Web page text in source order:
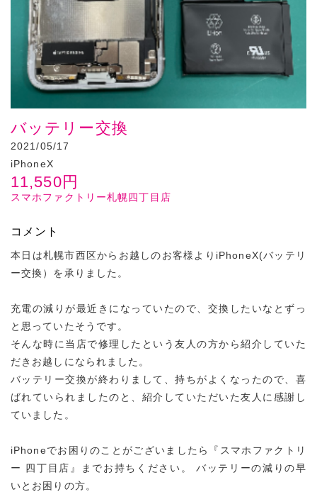
バッテリー交換
2021/05/17
iPhoneX
11,550 円
スマホファクトリー札幌四丁目店
コメント
本日は札幌市西区からお越しのお客様よりiPhoneX(バッテリ
ー交換）を承りました。
充電の減りが最近きになっていたので、交換したいなとずっ
と思っていたそうです。
そんな時に当店で修理したという友人の方から紹介していた
だきお越しになられました。
バッテリー交換が終わりまして、持ちがよくなったので、喜
ばれていられましたのと、紹介していただいた友人に感謝し
ていました。
iPhoneでお困りのことがございましたら『スマホファクトリ
ー 四丁目店』までお持ちください。 バッテリーの減りの早
いとお困りの方。